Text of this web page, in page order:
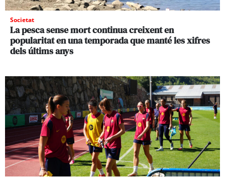
Societat
La pesca sense mort continua creixent en
popularitat en una temporada que manté les xifres
dels últims anys